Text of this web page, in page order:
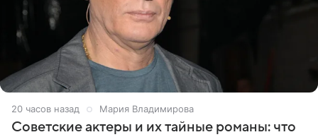
21 час назад Мария Владимирова
Советские актеры и их тайные романы: что